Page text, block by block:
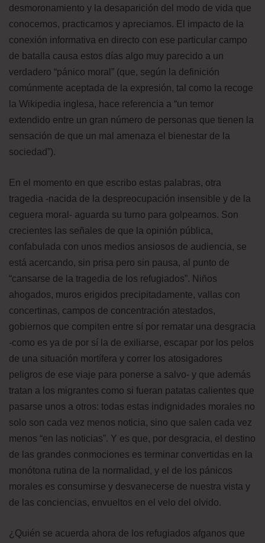
desmoronamiento y la desaparición del modo de vida que
conocemos, practicamos y apreciamos. El impacto de la
conexión informativa en directo con ese particular campo
de batalla causa estos días algo muy parecido a un
verdadero “pánico moral” (que, según la definición
comúnmente aceptada de la expresión, tal como la recoge
la Wikipedia inglesa, hace referencia a “un temor
extendido entre un gran número de personas que tienen la
sensación de que un mal amenaza el bienestar de la
sociedad”).
En el momento en que escribo estas palabras, otra
tragedia -nacida de la despreocupación insensible y de la
ceguera moral- aguarda su turno para golpearnos. Son
crecientes las señales de que la opinión pública,
confabulada con unos medios ansiosos de audiencia, se
está acercando, sin prisa pero sin pausa, al punto de
“cansarse de la tragedia de los refugiados”. Niños
ahogados, muros erigidos precipitadamente, vallas con
concertinas, campos de concentración atestados,
gobiernos que compiten entre sí por rematar una desgracia
-como es ya de por sí la de exiliarse, escapar por los pelos
de una situación mortífera y correr los atosigadores
peligros de ese viaje para ponerse a salvo- y que además
tratan a los migrantes como si fueran patatas calientes que
pasarse unos a otros: todas estas indignidades morales no
solo son cada vez menos noticia, sino que salen cada vez
menos “en las noticias”. Y es que, por desgracia, el destino
de las grandes conmociones es terminar convertidas en la
monótona rutina de la normalidad, y el de los pánicos
morales es consumirse y desvanecerse de nuestra vista y
de las conciencias, envueltos en el velo del olvido.
¿Quién se acuerda ahora de los refugiados afganos que